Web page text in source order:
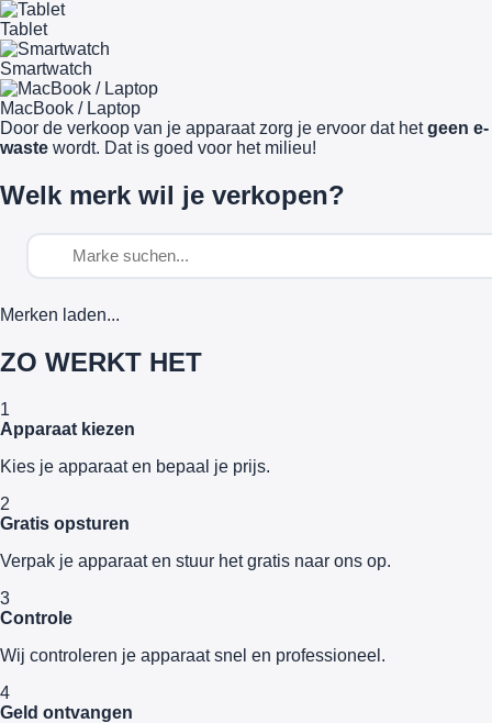
Tablet
Smartwatch
MacBook / Laptop
Door de verkoop van je apparaat zorg je ervoor dat hetgeen e-
waste wordt. Dat is goed voor het milieu!
Welk merk wil je verkopen?
Merken laden...
ZO WERKT HET
1
Apparaat kiezen
Kies je apparaat en bepaal je prijs.
2
Gratis opsturen
Verpak je apparaat en stuur het gratis naar ons op.
3
Controle
Wij controleren je apparaat snel en professioneel.
4
Geld ontvangen